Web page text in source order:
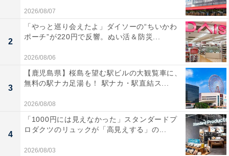
2026/08/07
2
「やっと巡り会えたよ」ダイソーの“ちいかわ
ポーチ”が220円で反響。ぬい活＆防災...
2026/08/06
3
【鹿児島県】桜島を望む駅ビルの大観覧車に、
無料の駅ナカ足湯も！ 駅ナカ・駅直結ス...
2026/08/08
4
「1000円には見えなかった」スタンダードプ
ロダクツのリュックが「高見えする」の...
2026/08/03